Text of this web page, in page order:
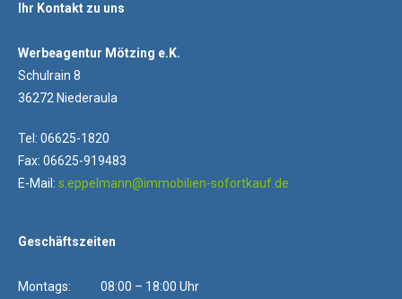
Ihr Kontakt zu uns
Werbeagentur Mötzing e.K.
Schulrain 8
36272 Niederaula
Tel: 06625-1820
Fax: 06625-919483
E-Mail: s.eppelmann@immobilien-sofortkauf.de
Geschäftszeiten
Montags: 08:00 – 18:00 Uhr